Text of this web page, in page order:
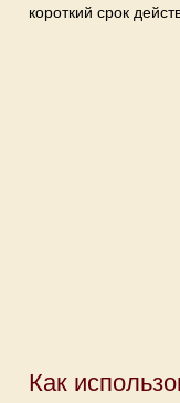
короткий срок
Как